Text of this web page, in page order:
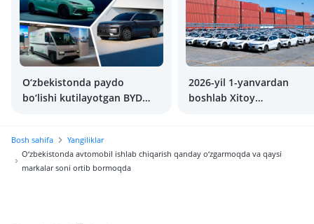
O‘zbekistonda paydo
bo‘lishi kutilayotgan BYD
2026-yil 1-yanvardan
boshlab Xitoy
Bosh sahifa
Yangiliklar
O‘zbekistonda avtomobil ishlab chiqarish qanday o‘zgarmoqda va qaysi
markalar soni ortib bormoqda